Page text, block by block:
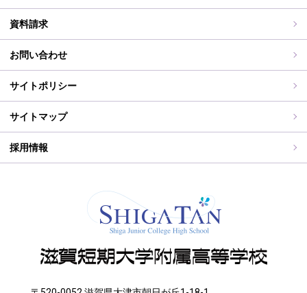
過去の入試問題
海外研修旅行
学校行事
PT通信
各種証明書交付について
同窓会事務局よりお知らせ
同窓会報（すみれ）、すみれweb
ご住所変更
資料請求
お問い合わせ
サイトポリシー
サイトマップ
採用情報